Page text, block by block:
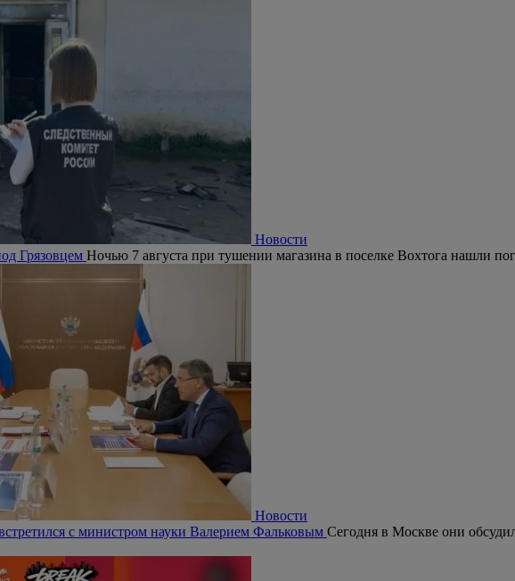
Новости
Грязовцем Ночью 7 августа при тушении магазина в поселке Вохтога нашли
Новости
с министром науки Валерием Фальковым Сегодня в Москве они